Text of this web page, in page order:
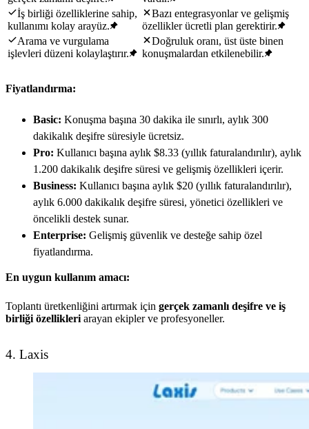
İş birliği özelliklerine sahip,
kullanımı kolay arayüz.
Bazı entegrasyonlar ve gelişmiş
özellikler ücretli plan gerektirir.
Arama ve vurgulama
işlevleri düzeni kolaylaştırır.
Doğruluk oranı, üst üste binen
konuşmalardan etkilenebilir.
Fiyatlandırma:
Basic: Konuşma başına 30 dakika ile sınırlı, aylık 300
dakikalık deşifre süresiyle ücretsiz.
Pro: Kullanıcı başına aylık $8.33 (yıllık faturalandırılır), aylık
1.200 dakikalık deşifre süresi ve gelişmiş özellikleri içerir.
Business: Kullanıcı başına aylık $20 (yıllık faturalandırılır),
aylık 6.000 dakikalık deşifre süresi, yönetici özellikleri ve
öncelikli destek sunar.
Enterprise: Gelişmiş güvenlik ve desteğe sahip özel
fiyatlandırma.
En uygun kullanım amacı:
Toplantı üretkenliğini artırmak için gerçek zamanlı deşifre ve iş
birliği özellikleri arayan ekipler ve profesyoneller.
4. Laxis